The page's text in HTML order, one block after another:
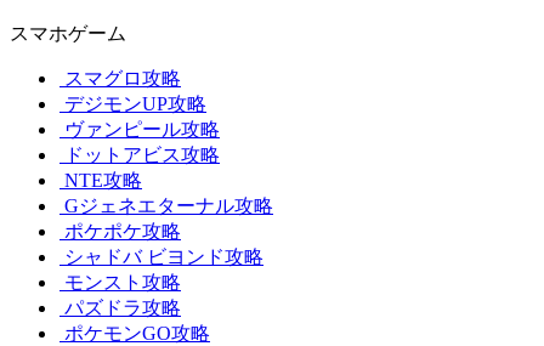
スマホゲーム
スマグロ攻略
デジモンUP攻略
ヴァンピール攻略
ドットアビス攻略
NTE攻略
Gジェネエターナル攻略
ポケポケ攻略
シャドバ ビヨンド攻略
モンスト攻略
パズドラ攻略
ポケモンGO攻略